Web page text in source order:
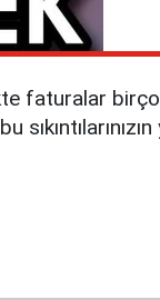
faturalar